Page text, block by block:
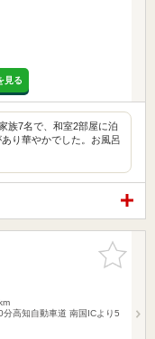
見る
族7名で、和室2部屋に泊
り華やかでした。お風呂
お気に入
りに追加
高知自動車道 南国ICより5